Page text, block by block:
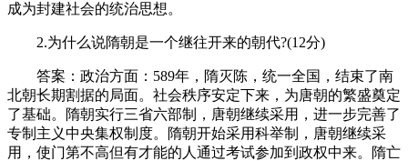
成为封建社会的统治思想。
2.为什么说隋朝是一个继往开来的朝代?(12分)
答案：政治方面：589年，隋灭陈，统一全国，结束了南
北朝长期割据的局面。社会秩序安定下来，为唐朝的繁盛奠定
了基础。隋朝实行三省六部制，唐朝继续采用，进一步完善了
专制主义中央集权制度。隋朝开始采用科举制，唐朝继续采
用，使门第不高但有才能的人通过考试参加到政权中来。隋亡